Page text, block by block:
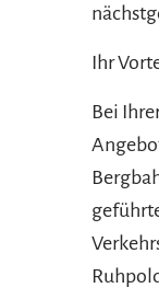
Ihr
Bei